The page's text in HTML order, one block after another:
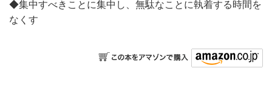
◆集中すべきことに集中し、無駄なことに執着する時間を
なくす